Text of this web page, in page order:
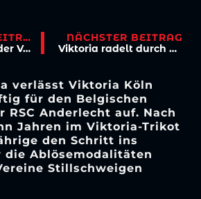
VORHERIGER BEITRAG
Die beste Saison der Vereinsgeschichte – die Story einer Gemeinschaftsleistung
NÄCHSTER BEITRAG
Viktoria radelt durch Köln – 4. Viktoria E-Bike-Tour powered by Zweirad Prumbaum
verlässt Viktoria Köln
für den Belgischen
RSC Anderlecht auf. Nach
Jahren im Viktoria-Trikot
den Schritt ins
die Ablösemodalitäten
Stillschweigen